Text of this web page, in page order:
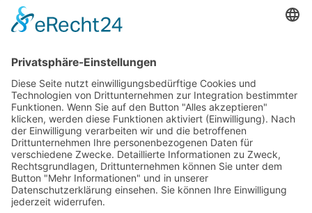
Erasmus+ EDUMENTO
Interreligiosität/FAKIR
Gedenkprojekt 2025-27
Sammelband
Kunstwettbewerb
Symposium
Forschungsawards
Publikationen
Wissenschaftliche Artikel
Bücher
Journal »Pädagogische Horizonte«
Journal »PH student papers«
Forschungsberichte
News Publikationen
Institut Wissenschaftstransfer